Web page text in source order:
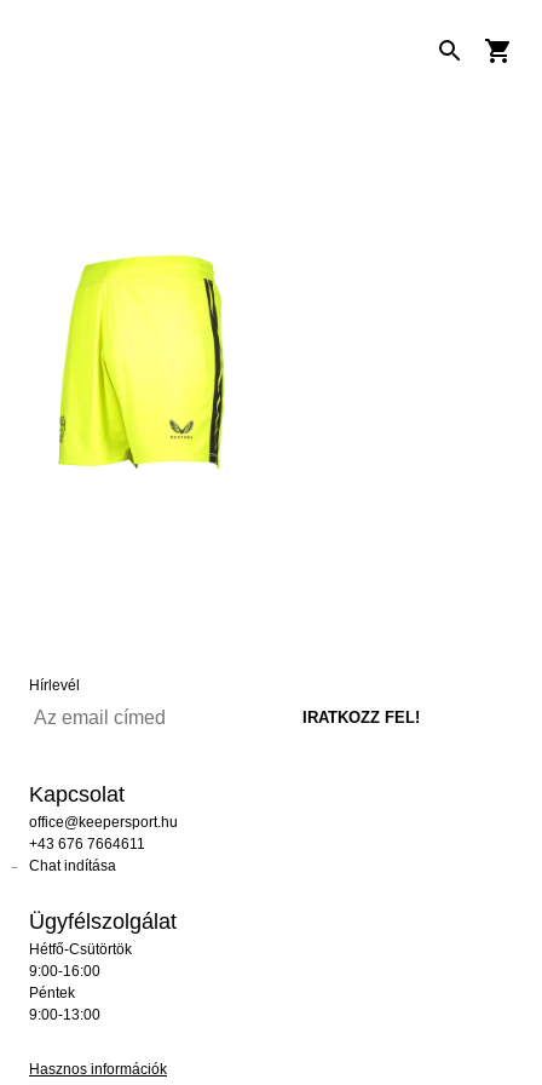
Hírlevél
Kapcsolat
office@keepersport.hu
+43 676 7664611
Chat indítása
Ügyfélszolgálat
Hétfő-Csütörtök
9:00-16:00
Péntek
9:00-13:00
Hasznos információk